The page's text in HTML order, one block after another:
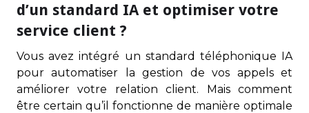
d’un standard IA et optimiser votre
service client ?
Vous avez intégré un standard téléphonique IA
pour automatiser la gestion de vos appels et
améliorer votre relation client. Mais comment
être certain qu’il fonctionne de manière optimale